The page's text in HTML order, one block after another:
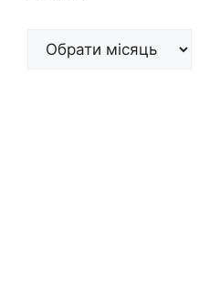
Архіви